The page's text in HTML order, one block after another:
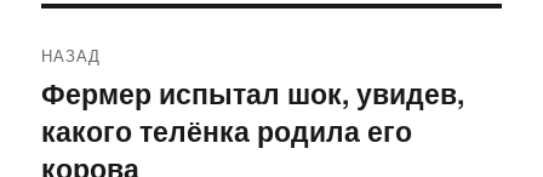
по
записям
НАЗАД
Предыдущая
запись:
Фермер испытал шок, увидев,
какого телёнка родила его
корова